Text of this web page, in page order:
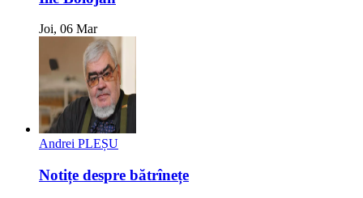
Joi, 06 Mar
Andrei PLEȘU
Notițe despre bătrînețe